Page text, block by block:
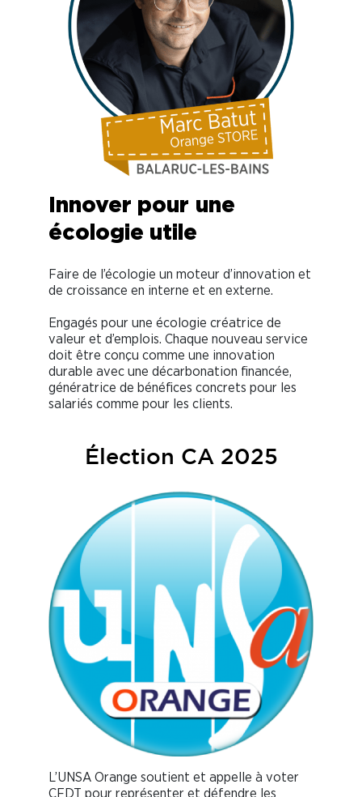
Innover pour une
écologie utile
Faire de l’écologie un moteur d’innovation et
de croissance en interne et en externe.
Engagés pour une écologie créatrice de
valeur et d’emplois. Chaque nouveau service
doit être conçu comme une innovation
durable avec une décarbonation financée,
génératrice de bénéfices concrets pour les
salariés comme pour les clients.
Élection CA 2025
L’UNSA Orange soutient et appelle à voter
CFDT pour représenter et défendre les